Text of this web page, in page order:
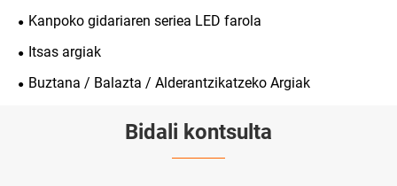
Kanpoko gidariaren seriea LED farola
Itsas argiak
Buztana / Balazta / Alderantzikatzeko Argiak
Bidali kontsulta